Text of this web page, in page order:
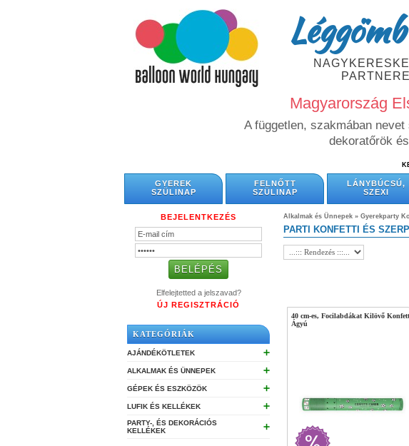
Magyarország
A független, szakmában
dekoratőrök
GYEREK
SZÜLINAP
FELNŐTT
SZÜLINAP
LÁNYBÚCSÚ,
SZEXI
BEJELENTKEZÉS
Elfelejtetted a jelszavad?
ÚJ REGISZTRÁCIÓ
KATEGÓRIÁK
AJÁNDÉKÖTLETEK ➕
ALKALMAK ÉS ÜNNEPEK ➕
GÉPEK ÉS ESZKÖZÖK ➕
LUFIK ÉS KELLÉKEK ➕
PARTY-, ÉS DEKORÁCIÓS
KELLÉKEK
➕
Alkalmak és Ünnepek » Gyerekparty
PARTI KONFETTI ÉS
40 cm-es, Focilabdákat Kilövő
Ágyú